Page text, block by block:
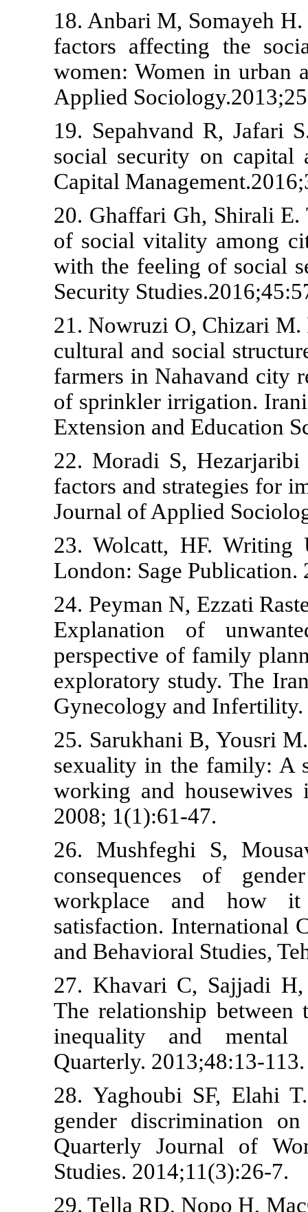
18. Anbari
factors
women:
Applied
19.
social
Capital
20. Ghaffari
of social
with the
Security
21. Nowruzi
cultural and
farmers in
of sprinkler
Extension
22. Moradi
factors and
Journal of
23. Wolcatt,
London:
24. Peyman
perspective
exploratory
Gynecology
25.
sexuality in
working
2008;
26.
workplace
satisfaction.
and
27. Khavari
The
inequality
Quarterly.
28.
gender
Quarterly
Studies.
29. Tella